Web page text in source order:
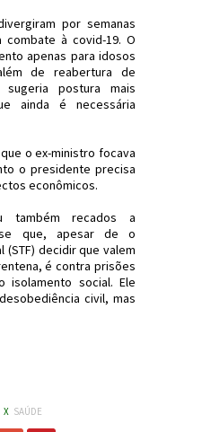
por semanas
à covid-19. O
apenas para idosos
de reabertura de
postura mais
ainda é necessária
o ex-ministro focava
o presidente precisa
econômicos.
também recados a
que, apesar de o
(STF) decidir que valem
é contra prisões
isolamento social. Ele
civil, mas
X SAÚDE